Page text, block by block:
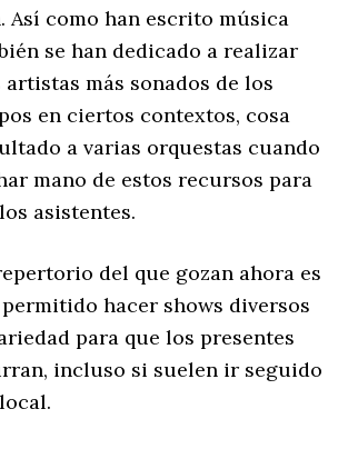
Así como han escrito música
se han dedicado a realizar
artistas más sonados de los
en ciertos contextos, cosa
a varias orquestas cuando
mano de estos recursos para
asistentes.
del que gozan ahora es
hacer shows diversos
para que los presentes
incluso si suelen ir seguido